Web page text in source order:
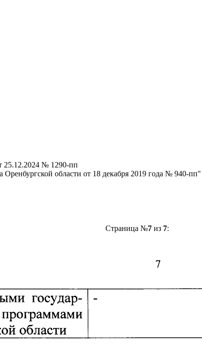
25.12.2024 № 1290-пп
области от 18 декабря 2019 года № 940-пп"
Страница №7из 7: